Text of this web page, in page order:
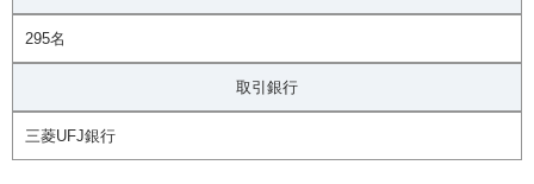
295名
取引銀行
三菱UFJ銀行